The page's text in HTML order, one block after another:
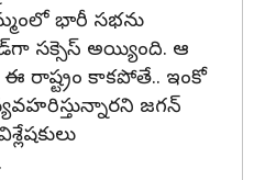
భారీ సభను
సక్సెస్ అయ్యింది. ఆ
ఈ రాష్ట్రం కాకపోతే.. ఇంకో
జగన్